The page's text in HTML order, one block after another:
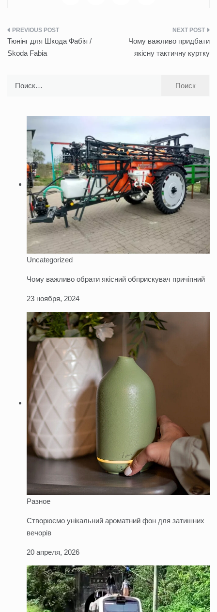
Навигация
по
Тюнінг для Шкода Фабія /
Skoda Fabia
Чому важливо придбати
якісну тактичну куртку
Uncategorized
Чому важливо обрати якісний обприскувач причіпний
23 ноября, 2024
Разное
Створюємо унікальний ароматний фон для затишних
вечорів
20 апреля, 2026